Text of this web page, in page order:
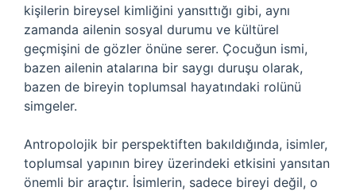
kişilerin bireysel kimliğini yansıttığı gibi, aynı
zamanda ailenin sosyal durumu ve kültürel
geçmişini de gözler önüne serer. Çocuğun ismi,
bazen ailenin atalarına bir saygı duruşu olarak,
bazen de bireyin toplumsal hayatındaki rolünü
simgeler.
Antropolojik bir perspektiften bakıldığında, isimler,
toplumsal yapının birey üzerindeki etkisini yansıtan
önemli bir araçtır. İsimlerin, sadece bireyi değil, o